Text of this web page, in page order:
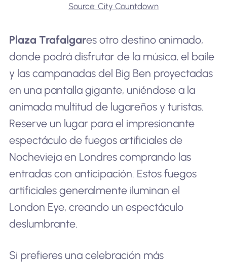
Source: City Countdown
Plaza Trafalgares otro destino animado,
donde podrá disfrutar de la música, el baile
y las campanadas del Big Ben proyectadas
en una pantalla gigante, uniéndose a la
animada multitud de lugareños y turistas.
Reserve un lugar para el impresionante
espectáculo de fuegos artificiales de
Nochevieja en Londres comprando las
entradas con anticipación. Estos fuegos
artificiales generalmente iluminan el
London Eye, creando un espectáculo
deslumbrante.
Si prefieres una celebración más